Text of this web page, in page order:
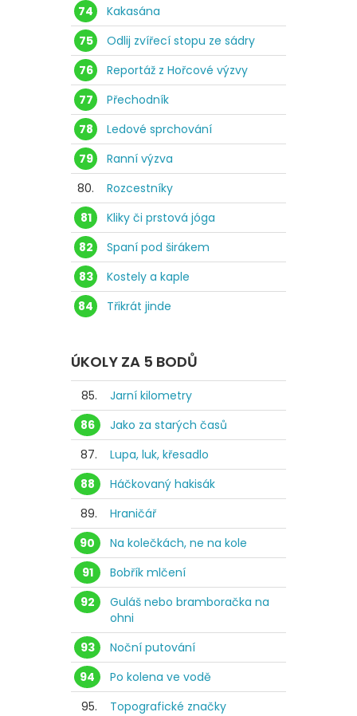
74
Kakasána
75
Odlij zvířecí stopu ze sádry
76
Reportáž z Hořcové výzvy
77
Přechodník
78
Ledové sprchování
79
Ranní výzva
80.
Rozcestníky
81
Kliky či prstová jóga
82
Spaní pod širákem
83
Kostely a kaple
84
Třikrát jinde
ÚKOLY ZA 5 BODŮ
85.
Jarní kilometry
86
Jako za starých časů
87.
Lupa, luk, křesadlo
88
Háčkovaný hakisák
89.
Hraničář
90
Na kolečkách, ne na kole
91
Bobřík mlčení
92
Guláš nebo bramboračka na
ohni
93
Noční putování
94
Po kolena ve vodě
95.
Topografické značky